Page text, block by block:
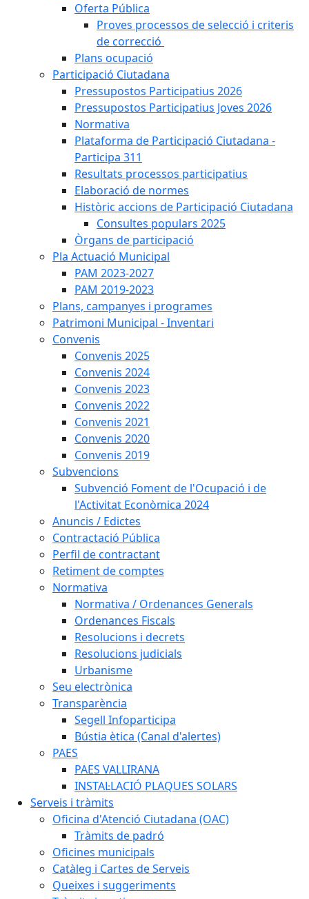
Oferta Pública
Proves processos de selecció i criteris
de correcció
Plans ocupació
Participació Ciutadana
Pressupostos Participatius 2026
Pressupostos Participatius Joves 2026
Normativa
Plataforma de Participació Ciutadana -
Participa 311
Resultats processos participatius
Elaboració de normes
Històric accions de Participació Ciutadana
Consultes populars 2025
Òrgans de participació
Pla Actuació Municipal
PAM 2023-2027
PAM 2019-2023
Plans, campanyes i programes
Patrimoni Municipal - Inventari
Convenis
Convenis 2025
Convenis 2024
Convenis 2023
Convenis 2022
Convenis 2021
Convenis 2020
Convenis 2019
Subvencions
Subvenció Foment de l'Ocupació i de
l'Activitat Econòmica 2024
Anuncis / Edictes
Contractació Pública
Perfil de contractant
Retiment de comptes
Normativa
Normativa / Ordenances Generals
Ordenances Fiscals
Resolucions i decrets
Resolucions judicials
Urbanisme
Seu electrònica
Transparència
Segell Infoparticipa
Bústia ètica (Canal d'alertes)
PAES
PAES VALLIRANA
INSTAL·LACIÓ PLAQUES SOLARS
Serveis i tràmits
Oficina d'Atenció Ciutadana (OAC)
Tràmits de padró
Oficines municipals
Catàleg i Cartes de Serveis
Queixes i suggeriments